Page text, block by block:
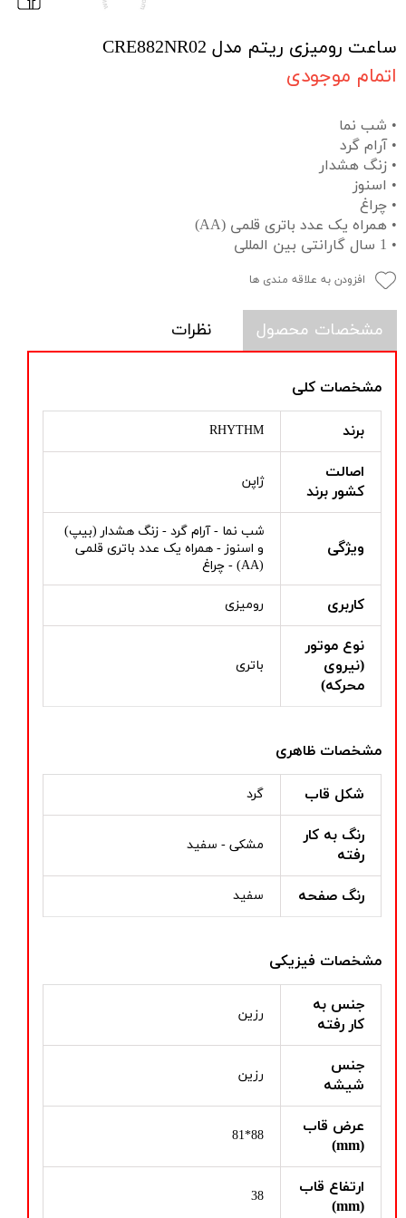
ساعت رومیزی ریتم مدل CRE882NR02
اتمام موجودی
• شب نما
• آرام گرد
• زنگ هشدار
• اسنوز
• چراغ
• همراه یک عدد باتری قلمی (AA)
• 1 سال گارانتی بین المللی
افزودن به علاقه مندی ها
مشخصات محصول نظرات
مشخصات کلی
برند RHYTHM
اصالت
کشور برند
ژاپن
ویژگی
شب نما - آرام گرد - زنگ هشدار (بیپ)
و اسنوز - همراه یک عدد باتری قلمی
(AA) - چراغ
کاربری رومیزی
نوع موتور
(نیروی
محرکه)
باتری
مشخصات ظاهری
شکل قاب گرد
رنگ به کار
رفته
مشکی - سفید
رنگ صفحه سفید
مشخصات فیزیکی
جنس به
کار رفته
رزین
جنس
شیشه
رزین
عرض قاب
(mm)
88*81
ارتفاع قاب
(mm)
38